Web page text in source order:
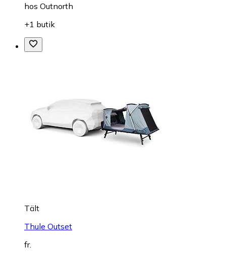
hos Outnorth
+1 butik
Tält
Thule Outset
fr.